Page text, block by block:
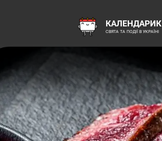
КАЛЕНДАРИК
СВЯТА ТА ПОДІЇ В УКРАЇНІ